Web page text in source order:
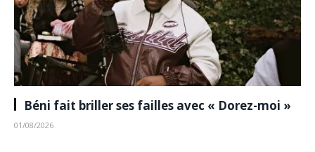
Béni fait briller ses failles avec « Dorez-moi »
01/08/2026